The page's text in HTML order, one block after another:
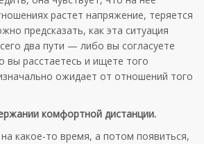
растет напряжение, теряется
предсказать, как эта ситуация
два пути — либо вы согласуете
вы расстаетесь и ищете того
ожидает от отношений того
комфортной дистанции.
какое-то время, а потом появиться,